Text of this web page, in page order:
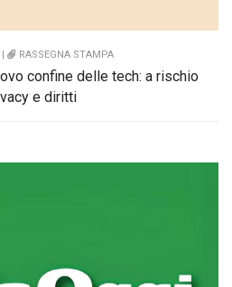
RASSEGNA STAMPA
confine delle tech: a rischio
e diritti